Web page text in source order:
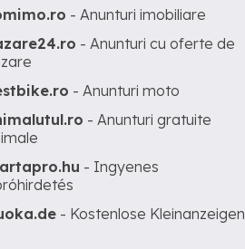
- Anunturi imobiliare
- Anunturi cu oferte de
- Anunturi moto
- Anunturi gratuite
- Ingyenes
- Kostenlose Kleinanzeigen